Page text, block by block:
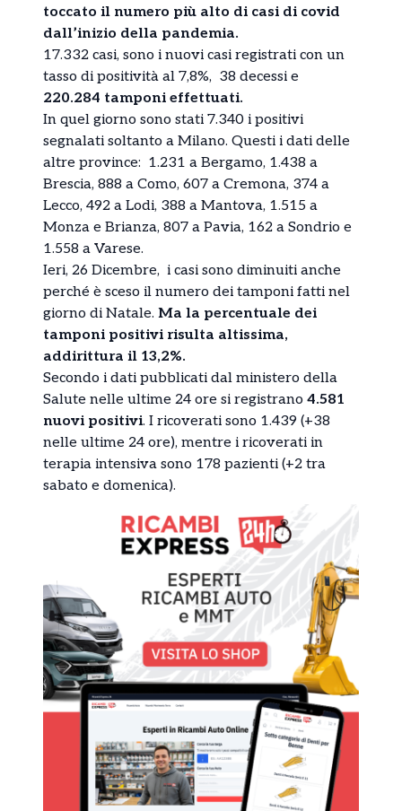
toccato il numero più alto di casi di covid
dall’inizio della pandemia.
17.332 casi, sono i nuovi casi registrati con un
tasso di positività al 7,8%, 38 decessi e
220.284 tamponi effettuati.
In quel giorno sono stati 7.340 i positivi
segnalati soltanto a Milano. Questi i dati delle
altre province: 1.231 a Bergamo, 1.438 a
Brescia, 888 a Como, 607 a Cremona, 374 a
Lecco, 492 a Lodi, 388 a Mantova, 1.515 a
Monza e Brianza, 807 a Pavia, 162 a Sondrio e
1.558 a Varese.
Ieri, 26 Dicembre, i casi sono diminuiti anche
perché è sceso il numero dei tamponi fatti nel
giorno di Natale. Ma la percentuale dei
tamponi positivi risulta altissima,
addirittura il 13,2%.
Secondo i dati pubblicati dal ministero della
Salute nelle ultime 24 ore si registrano 4.581
nuovi positivi. I ricoverati sono 1.439 (+38
nelle ultime 24 ore), mentre i ricoverati in
terapia intensiva sono 178 pazienti (+2 tra
sabato e domenica).